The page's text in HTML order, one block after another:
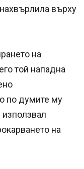
върху
на
той нападна
по думите му
на